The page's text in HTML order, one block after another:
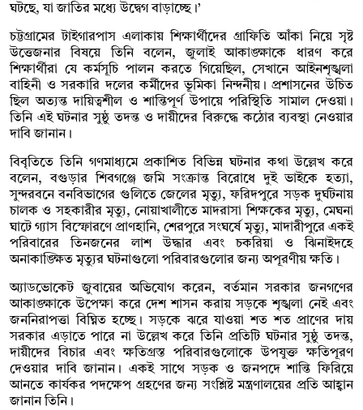
ঘটছে, যা জাতির মধ্যে উদ্বেগ বাড়াচ্ছে।’
চট্টগ্রামের টাইগারপাস এলাকায় শিক্ষার্থীদের গ্রাফিতি আঁকা নিয়ে সৃষ্ট
উত্তেজনার বিষয়ে তিনি বলেন, জুলাই আকাঙ্ক্ষাকে ধারণ করে
শিক্ষার্থীরা যে কর্মসূচি পালন করতে গিয়েছিল, সেখানে আইনশৃঙ্খলা
বাহিনী ও সরকারি দলের কর্মীদের ভূমিকা নিন্দনীয়। প্রশাসনের উচিত
ছিল অত্যন্ত দায়িত্বশীল ও শান্তিপূর্ণ উপায়ে পরিস্থিতি সামাল দেওয়া।
তিনি এই ঘটনার সুষ্ঠু তদন্ত ও দায়ীদের বিরুদ্ধে কঠোর ব্যবস্থা নেওয়ার
দাবি জানান।
বিবৃতিতে তিনি গণমাধ্যমে প্রকাশিত বিভিন্ন ঘটনার কথা উল্লেখ করে
বলেন, বগুড়ার শিবগঞ্জে জমি সংক্রান্ত বিরোধে দুই ভাইকে হত্যা,
সুন্দরবনে বনবিভাগের গুলিতে জেলের মৃত্যু, ফরিদপুরে সড়ক দুর্ঘটনায়
চালক ও সহকারীর মৃত্যু, নোয়াখালীতে মাদরাসা শিক্ষকের মৃত্যু, মেঘনা
ঘাটে গ্যাস বিস্ফোরণে প্রাণহানি, শেরপুরে সংঘর্ষে মৃত্যু, মাদারীপুরে একই
পরিবারের তিনজনের লাশ উদ্ধার এবং চকরিয়া ও ঝিনাইদহে
অনাকাঙ্ক্ষিত মৃত্যুর ঘটনাগুলো পরিবারগুলোর জন্য অপূরণীয় ক্ষতি।
অ্যাডভোকেট জুবায়ের অভিযোগ করেন, বর্তমান সরকার জনগণের
আকাঙ্ক্ষাকে উপেক্ষা করে দেশ শাসন করায় সড়কে শৃঙ্খলা নেই এবং
জননিরাপত্তা বিঘ্নিত হচ্ছে। সড়কে ঝরে যাওয়া শত শত প্রাণের দায়
সরকার এড়াতে পারে না উল্লেখ করে তিনি প্রতিটি ঘটনার সুষ্ঠু তদন্ত,
দায়ীদের বিচার এবং ক্ষতিগ্রস্ত পরিবারগুলোকে উপযুক্ত ক্ষতিপূরণ
দেওয়ার দাবি জানান। একই সাথে সড়ক ও জনপদে শান্তি ফিরিয়ে
আনতে কার্যকর পদক্ষেপ গ্রহণের জন্য সংশ্লিষ্ট মন্ত্রণালয়ের প্রতি আহ্বান
জানান তিনি।